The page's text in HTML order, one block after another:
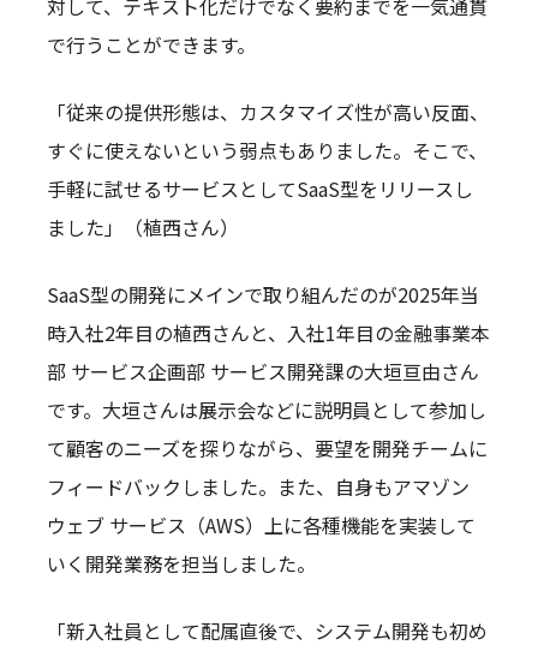
で行うことができます。
「従来の提供形態は、カスタマイズ性が高い反面、
すぐに使えないという弱点もありました。そこで、
手軽に試せるサービスとしてSaaS型をリリースし
ました」（植西さん）
SaaS型の開発にメインで取り組んだのが2025年当
時入社2年目の植西さんと、入社1年目の金融事業本
部 サービス企画部 サービス開発課の大垣亘由さん
です。大垣さんは展示会などに説明員として参加し
て顧客のニーズを探りながら、要望を開発チームに
フィードバックしました。また、自身もアマゾン
ウェブ サービス（AWS）上に各種機能を実装して
いく開発業務を担当しました。
「新入社員として配属直後で、システム開発も初め